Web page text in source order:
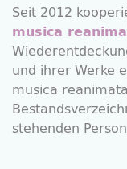
Seit 2012
musica
und ihrer Werke
musica
stehenden